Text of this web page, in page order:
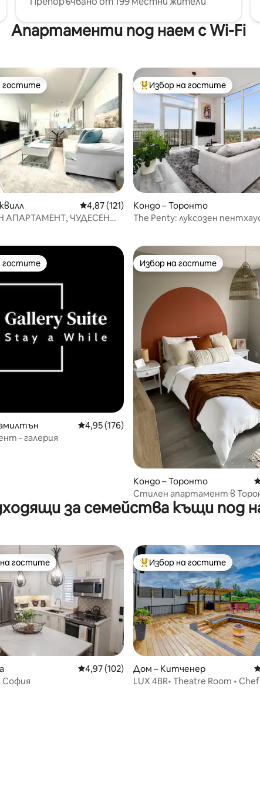
Апартаменти под наем с Wi-Fi
5, 114 отзива
гостите
гостите
Средна оценка: 4,87 от 5, 121 отзива
4,87 (121)
АПАРТАМЕНТ, ЧУДЕСЕН
Най-популярен избор на
Избор на гостите
Кондо – Торонто
The Penty: луксозен
269 отзива
гостите
гостите
Средна оценка: 4,95 от 5, 176 отзива
4,95 (176)
- галерия
Избор на гостите
Избор на гостите
Кондо – Торонто
Стилен апартамент в
възможност за дългосрочен
престой
за семейства къщи под
545 отзива
избор на гостите
гостите
Средна оценка: 4,97 от 5, 102 отзива
4,97 (102)
София
Най-популярен избор на
Избор на гостите
Дом – Китченер
LUX 4BR• Theatre Room •